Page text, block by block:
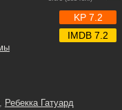
KP 7.2
IMDB 7.2
, Ребекка Гатуард